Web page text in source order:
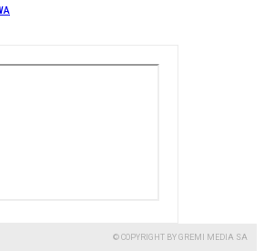
© COPYRIGHT BY GREMI MEDIA SA